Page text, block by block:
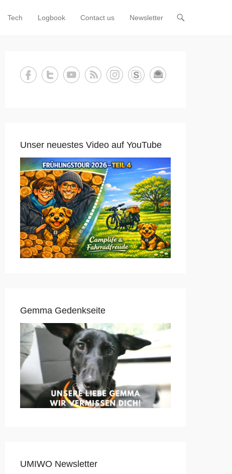
Tech Logbook Contact us Newsletter
Unser neuestes Video auf YouTube
Gemma Gedenkseite
UMIWO Newsletter